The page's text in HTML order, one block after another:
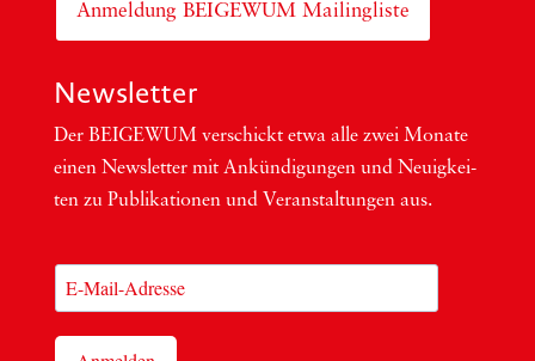
Anmeldung BEIGEWUM Mailingliste
Newsletter
Der BEIGEWUM ver­schickt etwa alle zwei Mona­te
einen News­let­ter mit Ankün­di­gun­gen und Neu­ig­kei­
ten zu Publi­ka­tio­nen und Ver­an­stal­tun­gen aus.